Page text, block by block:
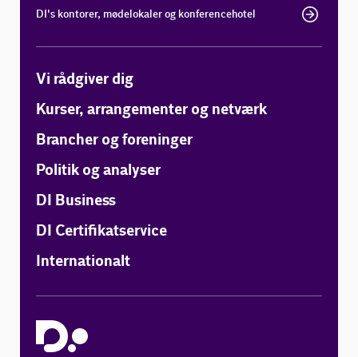
DI's kontorer, mødelokaler og konferencehotel
Vi rådgiver dig
Kurser, arrangementer og netværk
Brancher og foreninger
Politik og analyser
DI Business
DI Certifikatservice
Internationalt